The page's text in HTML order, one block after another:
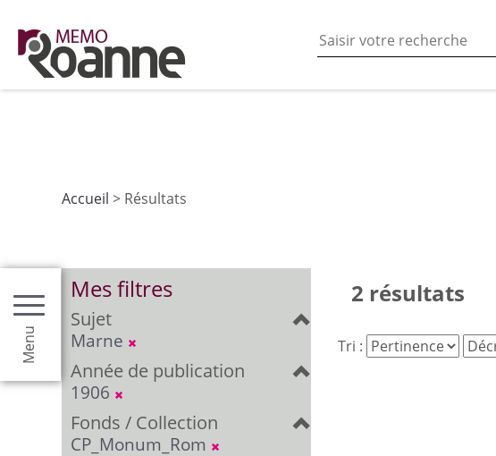
En poursuivant votre navigation sur ce site vous acceptez
les fonctionnalités de partages de contenu sur les réseaux sociaux.
Menu
Accueil > Résultats
Mes filtres
Sujet
Marne
Année de publication
1906
Fonds / Collection
CP_Monum_Rom
2 résultats
Tri :